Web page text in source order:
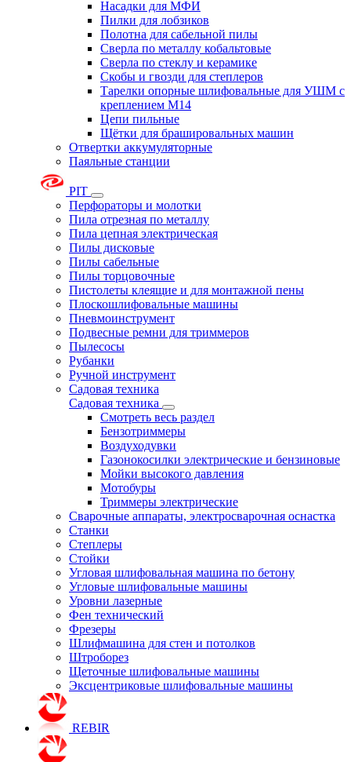
Насадки для МФИ
Пилки для лобзиков
Полотна для сабельной пилы
Сверла по металлу кобальтовые
Сверла по стеклу и керамике
Скобы и гвозди для степлеров
Тарелки опорные шлифовальные для УШМ с
креплением М14
Цепи пильные
Щётки для брашировальных машин
Отвертки аккумуляторные
Паяльные станции
PIT
Перфораторы и молотки
Пила отрезная по металлу
Пила цепная электрическая
Пилы дисковые
Пилы сабельные
Пилы торцовочные
Пистолеты клеящие и для монтажной пены
Плоскошлифовальные машины
Пневмоинструмент
Подвесные ремни для триммеров
Пылесосы
Рубанки
Ручной инструмент
Садовая техника
Садовая техника
Смотреть весь раздел
Бензотриммеры
Воздуходувки
Газонокосилки электрические и бензиновые
Мойки высокого давления
Мотобуры
Триммеры электрические
Сварочные аппараты, электросварочная оснастка
Станки
Степлеры
Стойки
Угловая шлифовальная машина по бетону
Угловые шлифовальные машины
Уровни лазерные
Фен технический
Фрезеры
Шлифмашина для стен и потолков
Штроборез
Щеточные шлифовальные машины
Эксцентриковые шлифовальные машины
REBIR